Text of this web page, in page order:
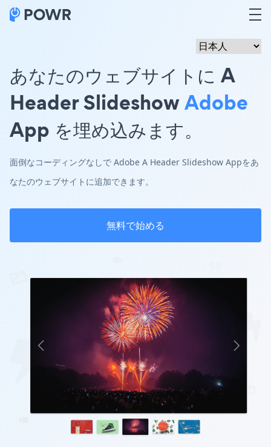
あなたのウェブサイトに A
Header SlideshowAdobe
App を埋め込みます。
面倒なコーディングなしで Adobe A Header Slideshow Appをあ
なたのウェブサイトに追加できます。
無料で始める